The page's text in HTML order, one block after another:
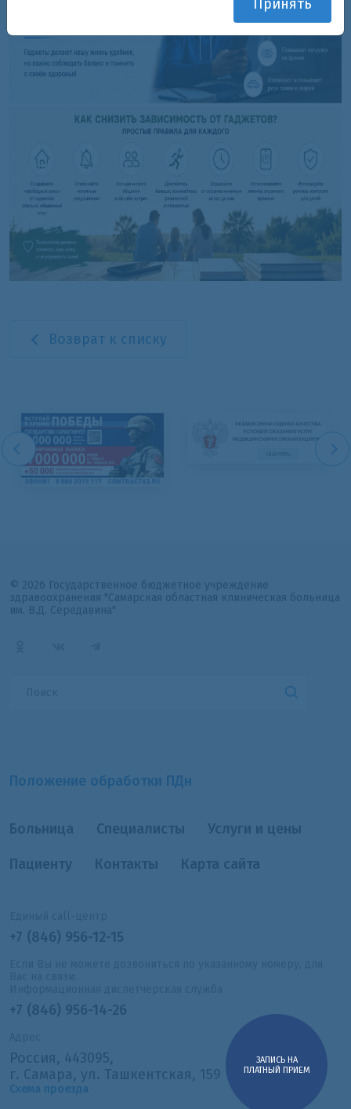
Возврат к списку
© 2026 Государственное бюджетное учреждение
здравоохранения "Самарская областная клиническая больница
им. В.Д. Середавина"
Положение обработки ПДн
Больница Специалисты Услуги и цены
Пациенту Контакты Карта сайта
+7 (846) 956-12-15
+7 (846) 956-14-26
Россия, 443095,
г. Самара, ул. Ташкентская, 159
Схема проезда
Принять
ЗАПИСЬ НА
ПЛАТНЫЙ ПРИЕМ